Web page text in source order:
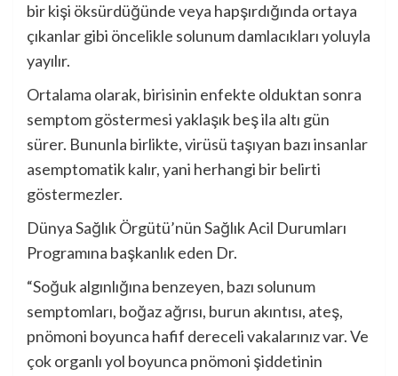
bir kişi öksürdüğünde veya hapşırdığında ortaya
çıkanlar gibi öncelikle solunum damlacıkları yoluyla
yayılır.
Ortalama olarak, birisinin enfekte olduktan sonra
semptom göstermesi yaklaşık beş ila altı gün
sürer. Bununla birlikte, virüsü taşıyan bazı insanlar
asemptomatik kalır, yani herhangi bir belirti
göstermezler.
Dünya Sağlık Örgütü’nün Sağlık Acil Durumları
Programına başkanlık eden Dr.
“Soğuk algınlığına benzeyen, bazı solunum
semptomları, boğaz ağrısı, burun akıntısı, ateş,
pnömoni boyunca hafif dereceli vakalarınız var. Ve
çok organlı yol boyunca pnömoni şiddetinin